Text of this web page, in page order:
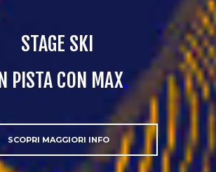
STAGE SKI
IN PISTA CON MAX.
SCOPRI MAGGIORI INFO